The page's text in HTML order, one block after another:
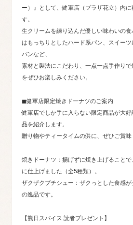
ー）』として、健軍店（プラザ花立）内
す。
生クリームを練り込んだ優しい味わいの
はもっちりとしたハード系パン、スイー
パンなど、
素材と製法にこだわり、一点一点手作り
をぜひお楽しみください。
◼︎健軍店限定焼きドーナツのご案内
健軍店でしか手に入らない限定商品が大
品を紹介します。
贈り物やティータイムの供に、ぜひご賞味
焼きドーナツ：揚げずに焼き上げること
に仕上げました（全5種類）。
ザクザクプチシュー：ザクっとした食感
の逸品です。
【熊日スパイス 読者プレゼント】